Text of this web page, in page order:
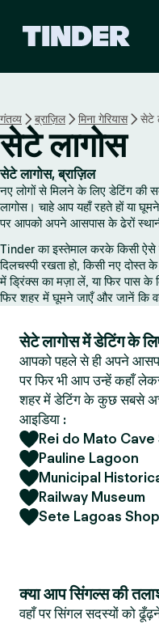
r
गंतव्य ब्राज़िल मिना गेरियास सेटे
सेटे लागोस
सेटे लागोस, ब्राज़िल
नए लोगों से मिलने के लिए डेटिंग
लागोस। चाहे आप यहाँ रहते हों या
पर आपको अपने आसपास के ढेरों
Tinder का इस्तेमाल करके किसी
दिलचस्पी रखता हो, किसी नए दोस्त
में ड्रिंक्स का मज़ा लें, या फिर पास
फिर शहर में घूमने जाएँ और जानें कि
सेटे लागोस में डेटिंग के
आपको पहले से ही अपने
पर फिर भी आप उन्हें कहाँ
शहर में डेटिंग के कुछ सबसे
आइडिया :
Rei do Mato
Pauline Lagoon
Municipal
Railway Museum
Sete Lagoas
क्या आप सिंगल्स की
वहाँ पर सिंगल सदस्यों को